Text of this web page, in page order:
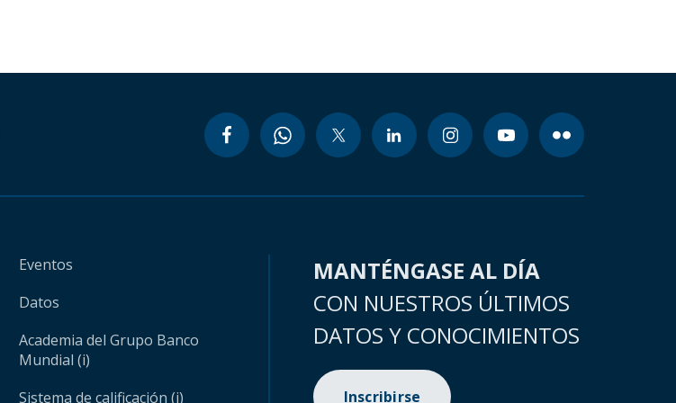
Eventos
Datos
Academia del Grupo Banco
Mundial (i)
Sistema de calificación (i)
MANTÉNGASE AL DÍA
CON NUESTROS ÚLTIMOS
DATOS Y CONOCIMIENTOS
Inscribirse